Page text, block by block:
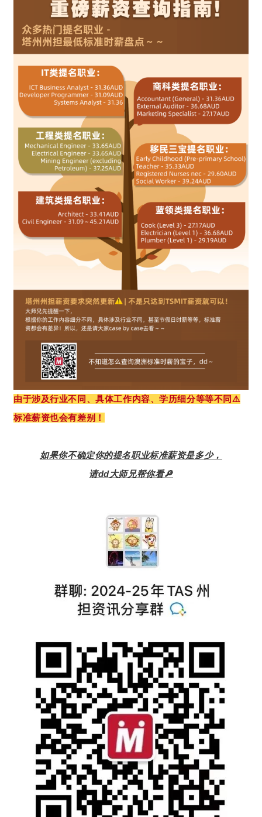
由于涉及行业不同、具体工作内容、学历细分等等不同⚠️
标准薪资也会有差别！
如果你不确定你的提名职业标准薪资是多少，
请dd大师兄帮你看🔎